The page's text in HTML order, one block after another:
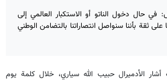
حال دخول الناتو أو الاستكبار العالمي إلى
ثقة بأننا سنواصل انتصاراتنا بالتضامن الوطني
أشار الأدميرال حبيب الله سياري، خلال كلمة يوم